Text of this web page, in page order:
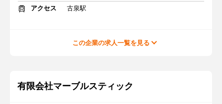
アクセス
古泉駅
この企業の求人一覧を見る
有限会社マーブルスティック